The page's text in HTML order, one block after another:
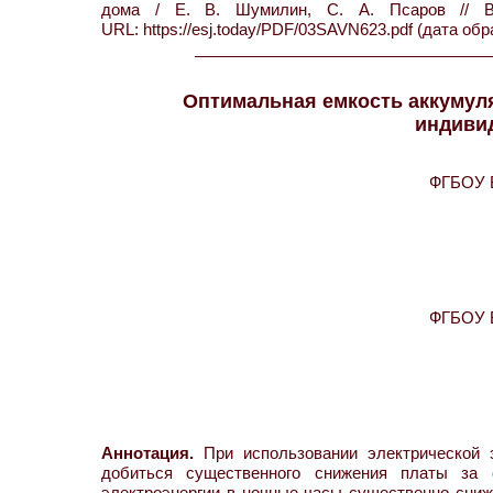
дома / Е. В. Шумилин, С. А. Псаров //
URL: https://esj.today/PDF/03SAVN623.pdf (дата
Оптимальная емкость
ФГБОУ
ФГБОУ
Аннотация. При использовании
добиться существенного снижения платы за